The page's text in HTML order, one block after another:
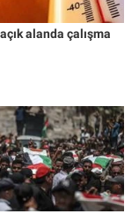
alanda çalışma